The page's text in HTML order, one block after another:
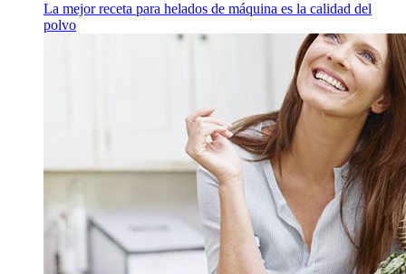
La mejor receta para helados de máquina es la calidad del
polvo